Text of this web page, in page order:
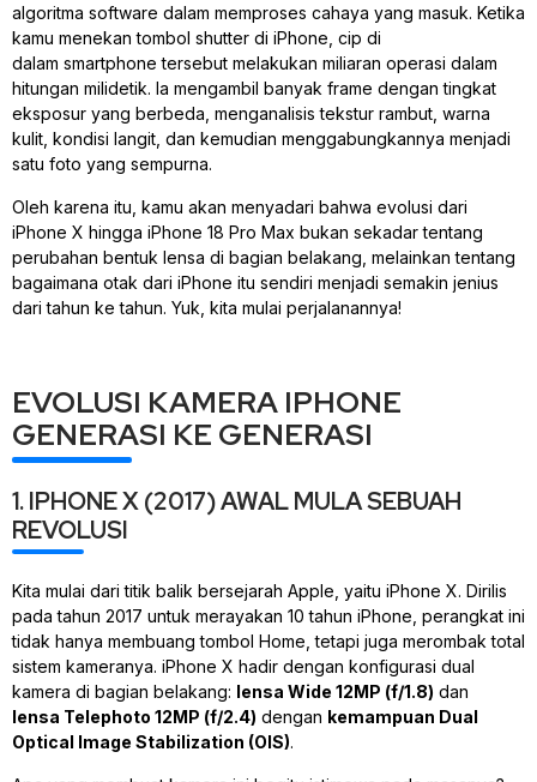
algoritma software dalam memproses cahaya yang masuk. Ketika
kamu menekan tombol shutter di iPhone, cip di
dalam smartphone tersebut melakukan miliaran operasi dalam
hitungan milidetik. Ia mengambil banyak frame dengan tingkat
eksposur yang berbeda, menganalisis tekstur rambut, warna
kulit, kondisi langit, dan kemudian menggabungkannya menjadi
satu foto yang sempurna.
Oleh karena itu, kamu akan menyadari bahwa evolusi dari
iPhone X hingga iPhone 18 Pro Max bukan sekadar tentang
perubahan bentuk lensa di bagian belakang, melainkan tentang
bagaimana otak dari iPhone itu sendiri menjadi semakin jenius
dari tahun ke tahun. Yuk, kita mulai perjalanannya!
EVOLUSI KAMERA IPHONE
GENERASI KE GENERASI
1. IPHONE X (2017) AWAL MULA SEBUAH
REVOLUSI
Kita mulai dari titik balik bersejarah Apple, yaitu iPhone X. Dirilis
pada tahun 2017 untuk merayakan 10 tahun iPhone, perangkat ini
tidak hanya membuang tombol Home , tetapi juga merombak total
sistem kameranya. iPhone X hadir dengan konfigurasi dual
kamera di bagian belakang: lensa Wide 12MP (f/1.8) dan
lensa Telephoto 12MP (f/2.4) dengan kemampuan Dual
Optical Image Stabilization (OIS).